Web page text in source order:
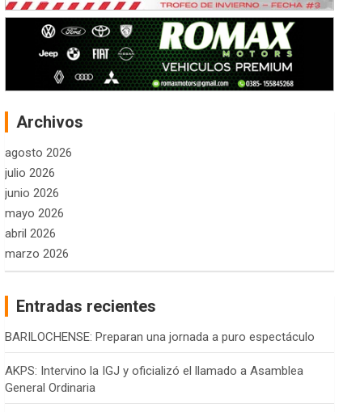
Archivos
agosto 2026
julio 2026
junio 2026
mayo 2026
abril 2026
marzo 2026
Entradas recientes
BARILOCHENSE: Preparan una jornada a puro espectáculo
AKPS: Intervino la IGJ y oficializó el llamado a Asamblea
General Ordinaria